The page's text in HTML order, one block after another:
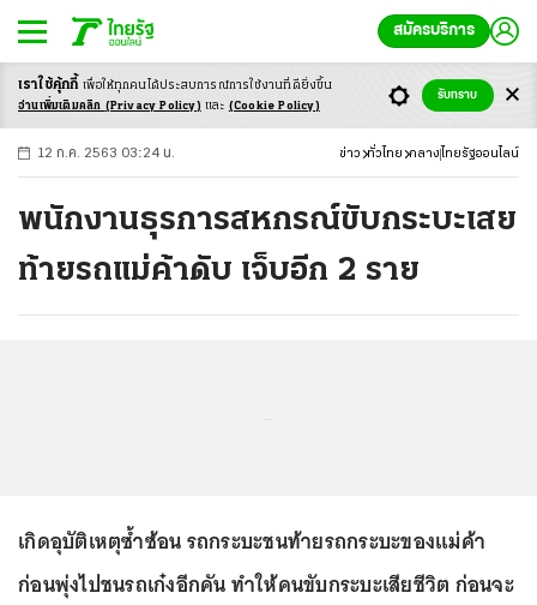
สมัครบริการ
-ก ก ก+
12 ก.ค. 2563 03:24 น. ข่าว ทั่วไทย กลาง ไทยรัฐออนไลน์
พนักงานธุรการสหกรณ์ขับกระบะเสย
ท้ายรถแม่ค้าดับ เจ็บอีก 2 ราย
เกิดอุบัติเหตุซ้ำซ้อน รถกระบะชนท้ายรถกระบะของแม่ค้า
ก่อนพุ่งไปชนรถเก๋งอีกคัน ทำให้คนขับกระบะเสียชีวิต ก่อนจะ
เราใช้คุ้กกี้ เพื่อให้ทุกคนได้ประสบการณ์การใช้งานที่ดียิ่งขึ้น
อ่านเพิ่มเติมคลิก (Privacy Policy) และ (Cookie Policy)
รับทราบ